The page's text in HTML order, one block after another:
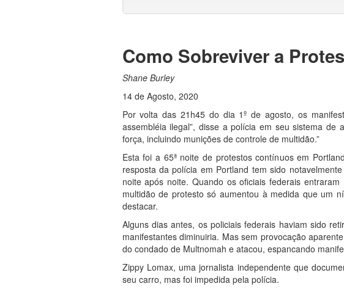
Como Sobreviver a
Shane Burley
14 de Agosto, 2020
Por volta das 21h45 do dia 1º de agosto, os
assembléia ilegal”, disse a polícia em seu sistema
força, incluindo munições de controle de multidão.”
Esta foi a 65ª noite de protestos contínuos em
resposta da polícia em Portland tem sido
noite após noite. Quando os oficiais federais
multidão de protesto só aumentou à medida que um
destacar.
Alguns dias antes, os policiais federais haviam sido
manifestantes diminuiria. Mas sem provocação
do condado de Multnomah e atacou, espancando
Zippy Lomax, uma jornalista independente que
seu carro, mas foi impedida pela polícia.